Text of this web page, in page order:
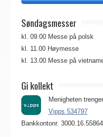
Søndagsmesser
kl. 09.00 Messe på polsk
kl. 11.00 Høymesse
kl. 13.00 Messe på
Gi kollekt
Menigheten
Vipps 534797
Bankkontonr. 3000.16.55864